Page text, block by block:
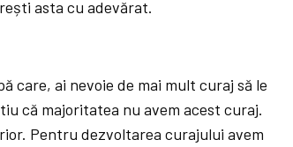
asta cu adevărat.
care, ai nevoie de mai mult curaj să le
că majoritatea nu avem acest curaj.
Pentru dezvoltarea curajului avem